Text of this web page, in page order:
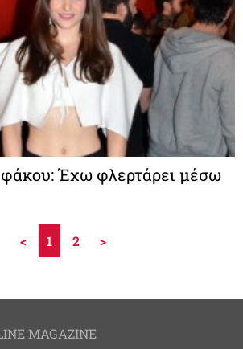
Έχω φλερτάρει μέσω
< 1 2 >
MAGAZINE